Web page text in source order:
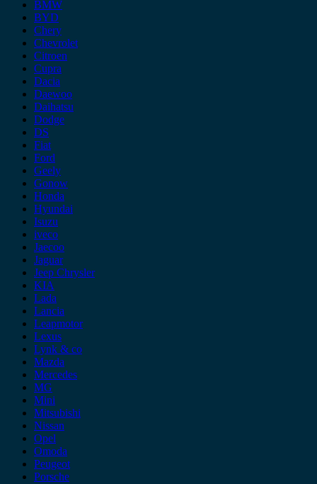
BMW
BYD
Chery
Chevrolet
Citroen
Cupra
Dacia
Daewoo
Daihatsu
Dodge
DS
Fiat
Ford
Geely
Gonow
Honda
Hyundai
Isuzu
iveco
Jaecoo
Jaguar
Jeep Chrysler
KIA
Lada
Lancia
Leapmotor
Lexus
Lynk & co
Mazda
Mercedes
MG
Mini
Mitsubishi
Nissan
Opel
Omoda
Peugeot
Porsche